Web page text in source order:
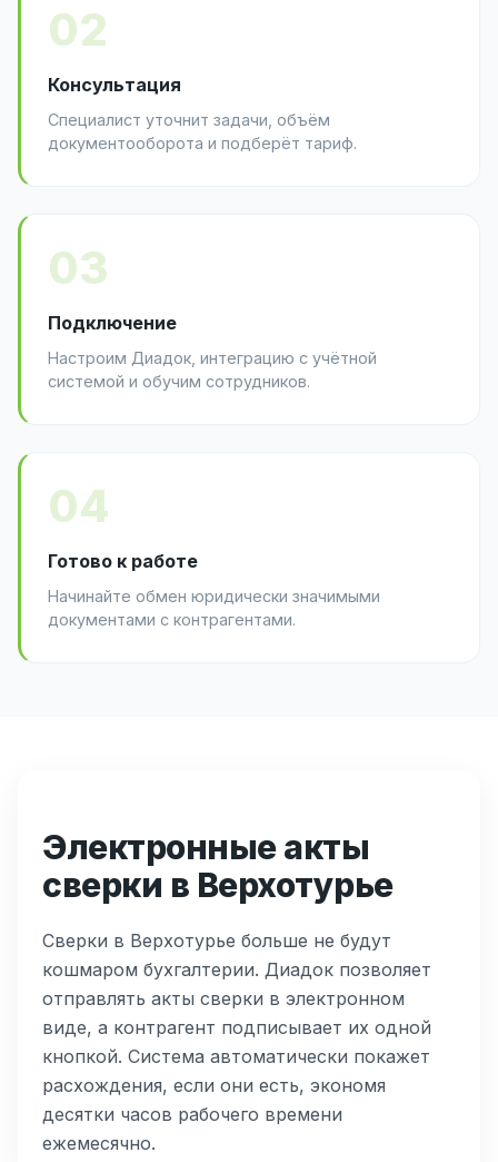
02
Консультация
Специалист уточнит задачи, объём
документооборота и подберёт тариф.
03
Подключение
Настроим Диадок, интеграцию с учётной
системой и обучим сотрудников.
04
Готово к работе
Начинайте обмен юридически значимыми
документами с контрагентами.
Электронные акты
сверки в Верхотурье
Сверки в Верхотурье больше не будут
кошмаром бухгалтерии. Диадок позволяет
отправлять акты сверки в электронном
виде, а контрагент подписывает их одной
кнопкой. Система автоматически покажет
расхождения, если они есть, экономя
десятки часов рабочего времени
ежемесячно.